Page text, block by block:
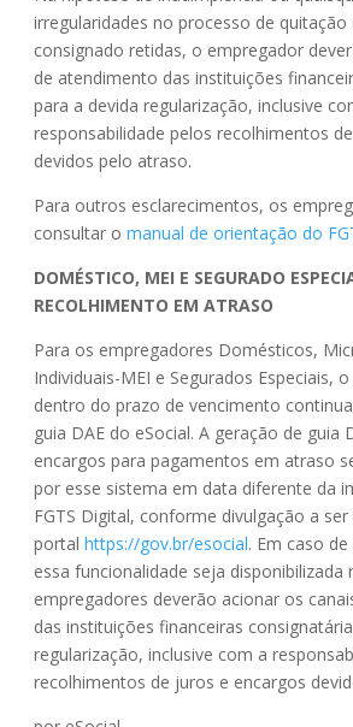
irregularidades no processo de quitação
consignado retidas, o empregador
de atendimento das instituições
para a devida regularização, inclusive
responsabilidade pelos recolhimentos
devidos pelo atraso.
Para outros esclarecimentos, os
consultar o manual de orientação do
DOMÉSTICO, MEI E SEGURADO
RECOLHIMENTO EM ATRASO
Para os empregadores Domésticos,
Individuais-MEI e Segurados Especiais,
dentro do prazo de vencimento
guia DAE do eSocial. A geração de guia
encargos para pagamentos em atraso
por esse sistema em data diferente da
FGTS Digital, conforme divulgação a
portal https://gov.br/esocial. Em caso
essa funcionalidade seja disponibilizada
empregadores deverão acionar os
das instituições financeiras
regularização, inclusive com a
recolhimentos de juros e encargos